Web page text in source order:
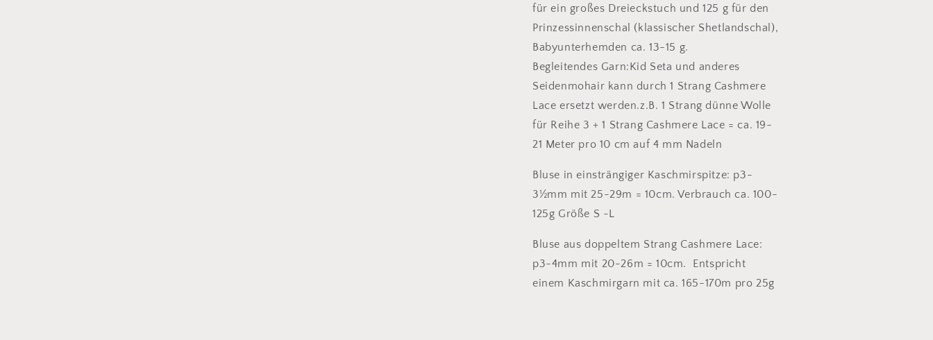
für ein großes Dreieckstuch und 125 g für den
Prinzessinnenschal (klassischer Shetlandschal),
Babyunterhemden ca. 13-15 g.
Begleitendes Garn:Kid Seta und anderes
Seidenmohair kann durch 1 Strang Cashmere
Lace ersetzt werden.z.B. 1 Strang dünne Wolle
für Reihe 3 + 1 Strang Cashmere Lace = ca. 19-
21 Meter pro 10 cm auf 4 mm Nadeln
Bluse in einsträngiger Kaschmirspitze: p3-
3½mm mit 25-29m = 10cm. Verbrauch ca. 100-
125g Größe S -L
Bluse aus doppeltem Strang Cashmere Lace:
p3-4mm mit 20-26m = 10cm. Entspricht
einem Kaschmirgarn mit ca. 165-170m pro 25g